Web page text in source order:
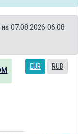
07.08.2026 06:08
EUR RUB